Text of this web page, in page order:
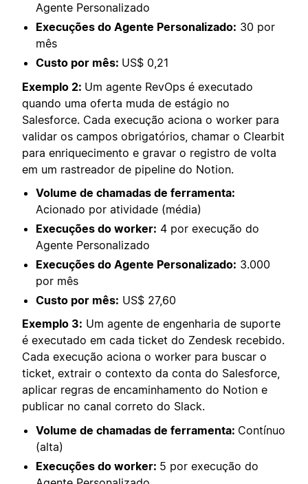
Agente Personalizado
Execuções do Agente Personalizado: 30 por
mês
Custo por mês: US$ 0,21
Exemplo 2: Um agente RevOps é executado
quando uma oferta muda de estágio no
Salesforce. Cada execução aciona o worker para
validar os campos obrigatórios, chamar o Clearbit
para enriquecimento e gravar o registro de volta
em um rastreador de pipeline do Notion.
Volume de chamadas de ferramenta:
Acionado por atividade (média)
Execuções do worker: 4 por execução do
Agente Personalizado
Execuções do Agente Personalizado: 3.000
por mês
Custo por mês: US$ 27,60
Exemplo 3: Um agente de engenharia de suporte
é executado em cada ticket do Zendesk recebido.
Cada execução aciona o worker para buscar o
ticket, extrair o contexto da conta do Salesforce,
aplicar regras de encaminhamento do Notion e
publicar no canal correto do Slack.
Volume de chamadas de ferramenta: Contínuo
(alta)
Execuções do worker: 5 por execução do